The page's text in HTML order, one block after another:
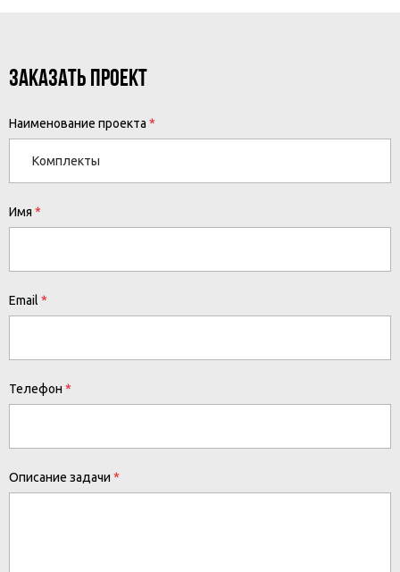
ЗАКАЗАТЬ ПРОЕКТ
Наименование проекта
Имя
Email
Телефон
Описание задачи